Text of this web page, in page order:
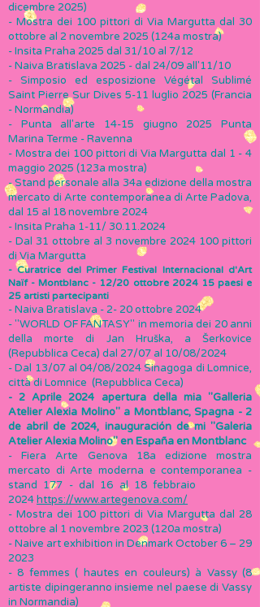
dicembre 2025)
- Mostra dei 100 pittori di Via Margutta dal 30
ottobre al 2 novembre 2025 (124a mostra)
- Insita Praha 2025 dal 31/10 al 7/12
- Naiva Bratislava 2025 - dal 24/09 all'11/10
- Simposio ed esposizione Végétal Sublimé
Saint Pierre Sur Dives 5-11 luglio 2025 (Francia
- Normandia)
- Punta all'arte 14-15 giugno 2025 Punta
Marina Terme - Ravenna
- Mostra dei 100 pittori di Via Margutta dal 1 - 4
maggio 2025 (123a mostra)
- Stand personale alla 34a edizione della mostra
mercato di Arte contemporanea di Arte Padova,
dal 15 al 18 novembre 2024
- Insita Praha 1-11/ 30.11.2024
- Dal 31 ottobre al 3 novembre 2024 100 pittori
di Via Margutta
- Curatrice del Primer Festival Internacional d'Art
Naïf - Montblanc - 12/20 ottobre 2024 15 paesi e
25 artisti partecipanti
- Naiva Bratislava - 2- 20 ottobre 2024
- "WORLD OF FANTASY" in memoria dei 20 anni
della morte di Jan Hruška, a Šerkovice
(Repubblica Ceca) dal 27/07 al 10/08/2024
- Dal 13/07 al 04/08/2024 Sinagoga di Lomnice,
città di Lomnice (Repubblica Ceca)
- 2 Aprile 2024 apertura della mia "Galleria
Atelier Alexia Molino" a Montblanc, Spagna - 2
de abril de 2024, inauguración de mi "Galeria
Atelier Alexia Molino" en España en Montblanc
- Fiera Arte Genova 18a edizione mostra
mercato di Arte moderna e contemporanea -
stand 177 - dal 16 al 18 febbraio
2024 https://www.artegenova.com/
- Mostra dei 100 pittori di Via Margutta dal 28
ottobre al 1 novembre 2023 (120a mostra)
- Naive art exhibition in Denmark October 6 – 29
2023
- 8 femmes ( hautes en couleurs) à Vassy (8
artiste dipingeranno insieme nel paese di Vassy
in Normandia)